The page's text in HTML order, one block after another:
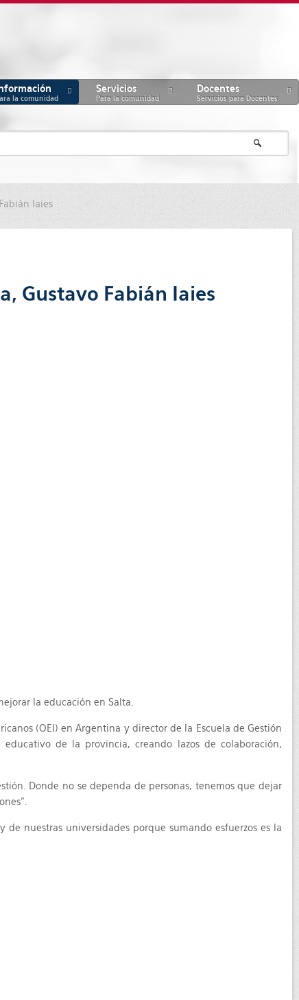
la comunidad
Servicios
Para la comunidad
Docentes
Servicios para Docentes
Iaies
Gustavo Fabián Iaies
la educación en Salta.
(OEI) en Argentina y director de la Escuela de Gestión
de la provincia, creando lazos de colaboración,
Donde no se dependa de personas, tenemos que dejar
de nuestras universidades porque sumando esfuerzos es la